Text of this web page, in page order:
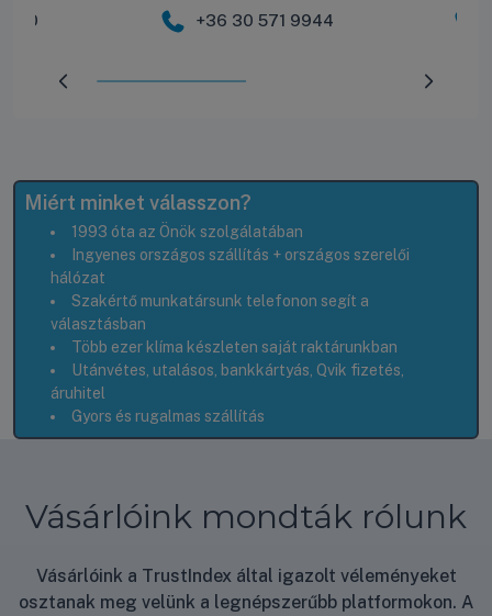
+36 30 571 9944
Miért minket válasszon?
1993 óta az Önök szolgálatában
Ingyenes országos szállítás + országos szerelői
hálózat
Szakértő munkatársunk telefonon segít a
választásban
Több ezer klíma készleten saját raktárunkban
Utánvétes, utalásos, bankkártyás, Qvik fizetés,
áruhitel
Gyors és rugalmas szállítás
Vásárlóink mondták rólunk
Vásárlóink a TrustIndex által igazolt véleményeket
osztanak meg velünk a legnépszerűbb platformokon. A